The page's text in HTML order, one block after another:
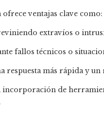
ventajas clave como:
extravíos o
fallos técnicos o
respuesta más rápida y
incorporación de